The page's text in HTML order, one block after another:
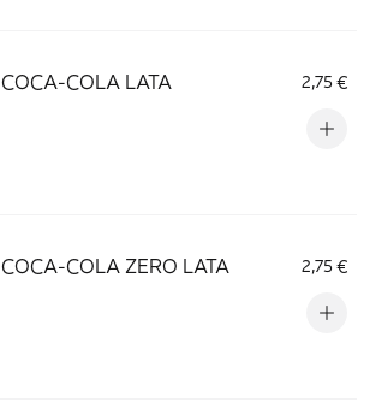
COCA-COLA LATA 2,75 €
COCA-COLA ZERO LATA 2,75 €